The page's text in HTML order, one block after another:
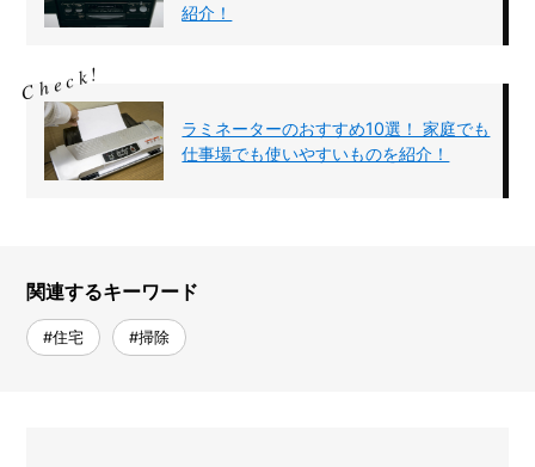
紹介！
ラミネーターのおすすめ10選！ 家庭でも
仕事場でも使いやすいものを紹介！
関連するキーワード
#住宅 #掃除